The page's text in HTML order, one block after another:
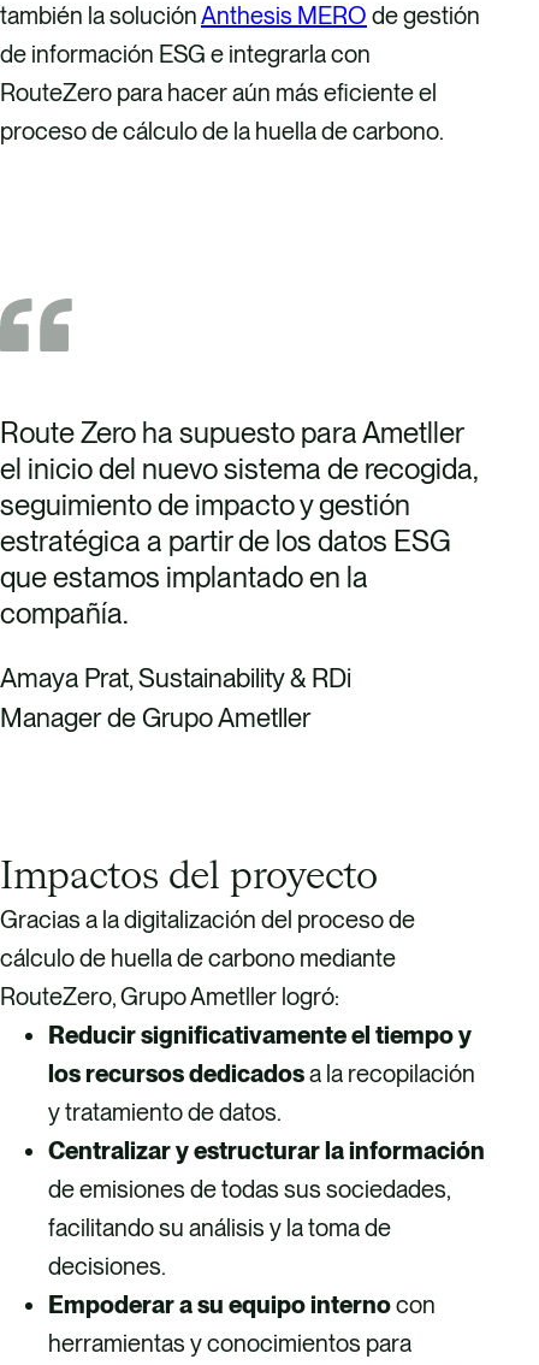
también la soluciónAnthesis MERO de gestión
de información ESG e integrarla con
RouteZero para hacer aún más eficiente el
proceso de cálculo de la huella de carbono.
RouteZero ha supuesto para Ametller
el inicio del nuevo sistema de recogida,
seguimiento de impacto y gestión
estratégica a partir de los datos ESG
que estamos implantado en la
compañía.
Amaya Prat, Sustainability & RDi
Manager de Grupo Ametller
Impactos del proyecto
Gracias a la digitalización del proceso de
cálculo de huella de carbono mediante
RouteZero, Grupo Ametller logró:
Reducir significativamente el tiempo y
los recursos dedicadosa la recopilación
y tratamiento de datos.
Centralizar y estructurar la información
de emisiones de todas sus sociedades,
facilitando su análisis y la toma de
decisiones.
Empoderar a su equipo internocon
herramientas y conocimientos para